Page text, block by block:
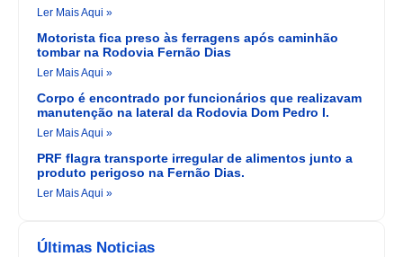
Ler Mais Aqui »
Motorista fica preso às ferragens após caminhão
tombar na Rodovia Fernão Dias
Ler Mais Aqui »
Corpo é encontrado por funcionários que realizavam
manutenção na lateral da Rodovia Dom Pedro I.
Ler Mais Aqui »
PRF flagra transporte irregular de alimentos junto a
produto perigoso na Fernão Dias.
Ler Mais Aqui »
Últimas Noticias